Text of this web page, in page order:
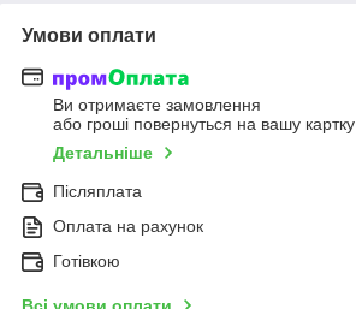
Умови оплати
Ви отримаєте замовлення
або гроші повернуться на вашу картку
Детальніше
Післяплата
Оплата на рахунок
Готівкою